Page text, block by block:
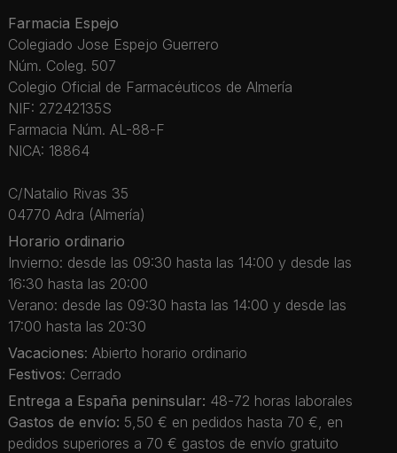
Farmacia Espejo
Colegiado Jose Espejo Guerrero
Núm. Coleg. 507
Colegio Oficial de Farmacéuticos de Almería
NIF: 27242135S
Farmacia Núm. AL-88-F
NICA: 18864
C/Natalio Rivas 35
04770 Adra (Almería)
Horario ordinario
Invierno: desde las 09:30 hasta las 14:00 y desde las
16:30 hasta las 20:00
Verano: desde las 09:30 hasta las 14:00 y desde las
17:00 hasta las 20:30
Vacaciones: Abierto horario ordinario
Festivos: Cerrado
Entrega a España peninsular: 48-72 horas laborales
Gastos de envío: 5,50 € en pedidos hasta 70 €, en
pedidos superiores a 70 € gastos de envío gratuito